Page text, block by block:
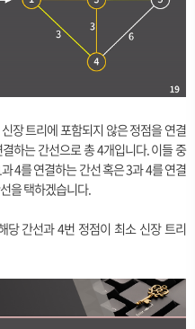
장 트리에 포함되지 않은 정점을 연결
하는 간선으로 총 4개입니다. 이들 중
4를 연결하는 간선 혹은 3과 4를 연결
을 택하겠습니다.
당 간선과 4번 정점이 최소 신장 트리